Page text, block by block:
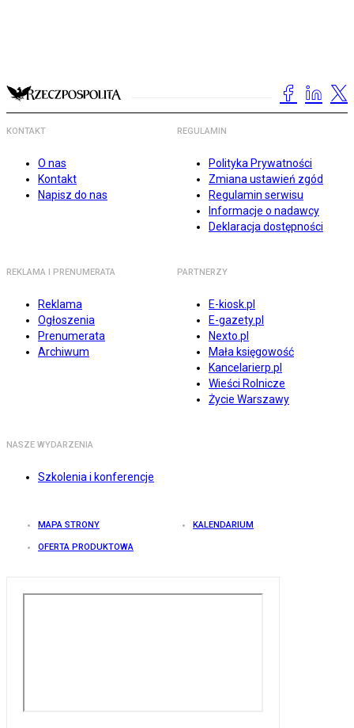
KONTAKT
O nas
Kontakt
Napisz do nas
REGULAMIN
Polityka Prywatności
Zmiana ustawień zgód
Regulamin serwisu
Informacje o nadawcy
Deklaracja dostępności
REKLAMA I PRENUMERATA
Reklama
Ogłoszenia
Prenumerata
Archiwum
PARTNERZY
E-kiosk.pl
E-gazety.pl
Nexto.pl
Mała księgowość
Kancelarierp.pl
Wieści Rolnicze
Życie Warszawy
NASZE WYDARZENIA
Szkolenia i konferencje
MAPA STRONY KALENDARIUM
OFERTA PRODUKTOWA